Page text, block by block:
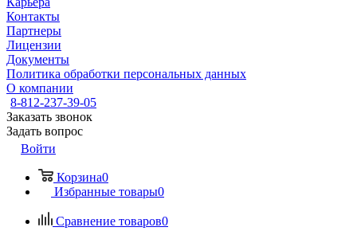
Контакты
Партнеры
Лицензии
Документы
Политика обработки персональных данных
О компании
8-812-237-39-05
Заказать звонок
Задать вопрос
Войти
Корзина0
Избранные товары0
Сравнение товаров0